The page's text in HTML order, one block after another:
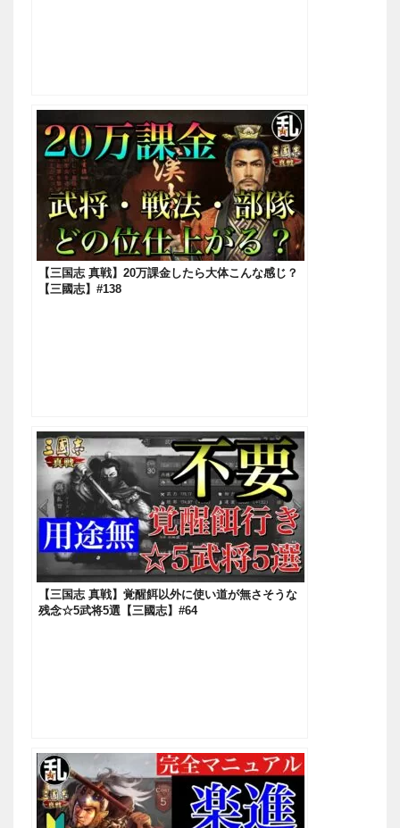
【三国志 真戦】20万課金したら大体こんな感じ？
【三國志】#138
【三国志 真戦】覚醒餌以外に使い道が無さそうな
残念☆5武将5選【三國志】#64